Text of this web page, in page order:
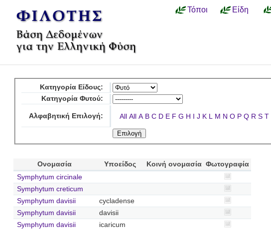
Τόποι Είδη
Κατηγορία Είδους:
Κατηγορία Φυτού:
Αλφαβητική Επιλογή: All All A B C D E F G H I J K L M N O P Q R S T
Ονομασία Υποείδος Κοινή ονομασία Φωτογραφία
Symphytum circinale
Symphytum creticum
Symphytum davisii
cycladense
Symphytum davisii
davisii
Symphytum davisii
icaricum